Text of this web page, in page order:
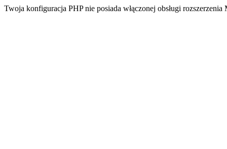
Twoja konfiguracja PHP nie posiada włączonej obsługi